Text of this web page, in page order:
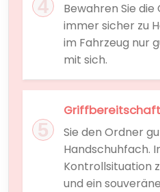
Bewahren Sie
immer sicher zu
im Fahrzeug nur
mit sich.
Sie den Ordner
Handschuhfach.
Kontrollsituation
und ein